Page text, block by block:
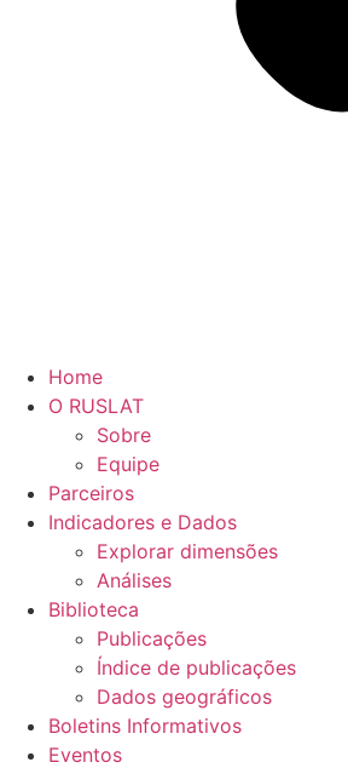
Home
O RUSLAT
Sobre
Equipe
Parceiros
Indicadores e Dados
Explorar dimensões
Análises
Biblioteca
Publicações
Índice de publicações
Dados geográficos
Boletins Informativos
Eventos